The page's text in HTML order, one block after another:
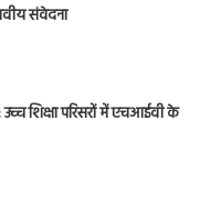
संवेदना
शिक्षा परिसरों में एचआईवी के